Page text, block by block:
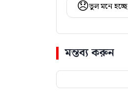
😞ভুল মনে হচ্ছে
মন্তব্য করুন